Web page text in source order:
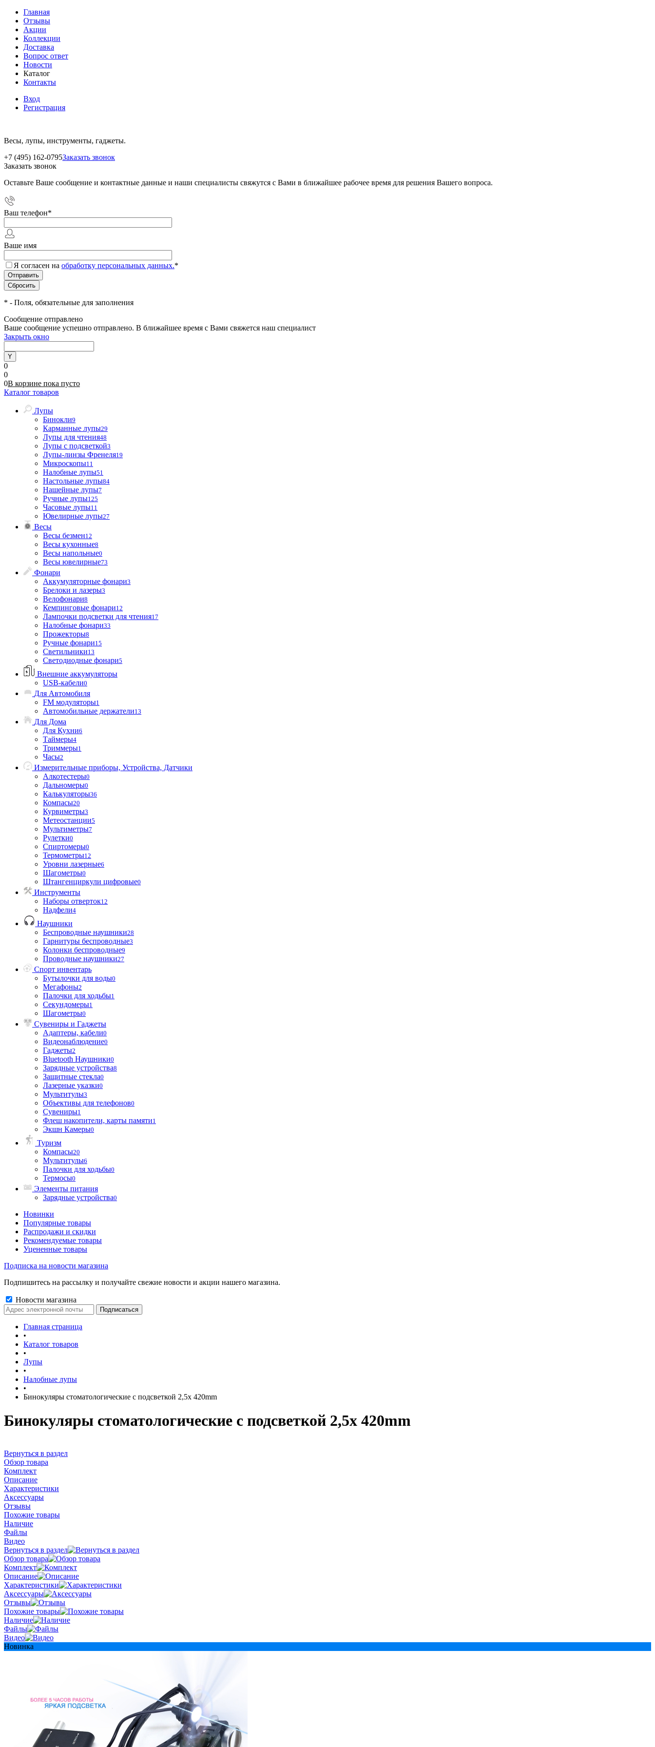
Главная
Отзывы
Акции
Коллекции
Доставка
Вопрос ответ
Новости
Каталог
Контакты
Вход
Регистрация
Весы, лупы, инструменты, гаджеты.
+7 (495) 162-0795Заказать звонок
Заказать звонок
Оставьте Ваше сообщение и контактные данные и наши специалисты свяжутся с Вами в ближайшее рабочее время для решения Вашего вопроса.
Ваш телефон*
Ваше имя
Я согласен на обработку персональных данных.*
* - Поля, обязательные для заполнения
Сообщение отправлено
Ваше сообщение успешно отправлено. В ближайшее время с Вами свяжется наш специалист
Закрыть окно
0
0
0В корзине пока пусто
Каталог товаров
Лупы
Бинокли9
Карманные лупы29
Лупы для чтения48
Лупы с подсветкой3
Лупы-линзы Френеля19
Микроскопы11
Налобные лупы51
Настольные лупы84
Нашейные лупы7
Ручные лупы125
Часовые лупы11
Ювелирные лупы27
Весы
Весы безмен12
Весы кухонные8
Весы напольные0
Весы ювелирные73
Фонари
Аккумуляторные фонари3
Брелоки и лазеры3
Велофонари8
Кемпинговые фонари12
Лампочки подсветки для чтения17
Налобные фонари33
Прожекторы8
Ручные фонари15
Светильники13
Светодиодные фонари5
Внешние аккумуляторы
USB-кабели0
Для Автомобиля
FM модуляторы1
Автомобильные держатели13
Для Дома
Для Кухни6
Таймеры4
Триммеры1
Часы2
Измерительные приборы, Устройства, Датчики
Алкотестеры0
Дальномеры0
Калькуляторы36
Компасы20
Курвиметры3
Метеостанции5
Мультиметры7
Рулетки0
Спиртомеры0
Термометры12
Уровни лазерные6
Шагометры0
Штангенциркули цифровые0
Инструменты
Наборы отверток12
Надфели4
Наушники
Беспроводные наушники28
Гарнитуры беспроводные3
Колонки беспроводные9
Проводные наушники27
Спорт инвентарь
Бутылочки для воды0
Мегафоны2
Палочки для ходьбы1
Секундомеры1
Шагометры0
Сувениры и Гаджеты
Адаптеры, кабели0
Видеонаблюдение0
Гаджеты2
Bluetooth Наушники0
Зарядные устройства8
Защитные стекла0
Лазерные указки0
Мультитулы3
Объективы для телефонов0
Сувениры1
Флеш накопители, карты памяти1
Экшн Камеры0
Туризм
Компасы20
Мультитулы6
Палочки для ходьбы0
Термосы0
Элементы питания
Зарядные устройства0
Новинки
Популярные товары
Распродажи и скидки
Рекомендуемые товары
Уцененные товары
Подписка на новости магазина
Подпишитесь на рассылку и получайте свежие новости и акции нашего магазина.
Новости магазина
Главная страница
•
Каталог товаров
•
Лупы
•
Налобные лупы
•
Бинокуляры стоматологические с подсветкой 2,5x 420mm
Бинокуляры стоматологические с подсветкой 2,5x 420mm
Вернуться в раздел
Обзор товара
Комплект
Описание
Характеристики
Аксессуары
Отзывы
Похожие товары
Наличие
Файлы
Видео
Вернуться в раздел
Обзор товара
Комплект
Описание
Характеристики
Аксессуары
Отзывы
Похожие товары
Наличие
Файлы
Видео
Новинка